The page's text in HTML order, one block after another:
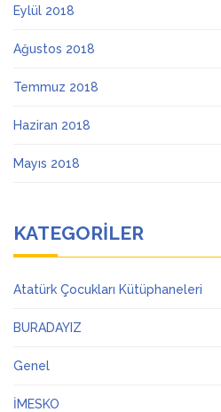
Eylül 2018
Ağustos 2018
Temmuz 2018
Haziran 2018
Mayıs 2018
KATEGORILER
Atatürk Çocukları Kütüphaneleri
BURADAYIZ
Genel
İMESKO